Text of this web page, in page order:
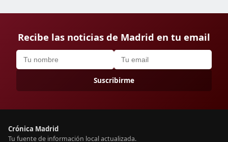
Recibe las noticias de Madrid en tu email
Suscribirme
Crónica Madrid
Tu fuente de información local actualizada.